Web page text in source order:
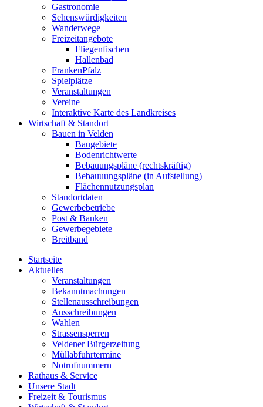
Gastronomie
Sehenswürdigkeiten
Wanderwege
Freizeitangebote
Fliegenfischen
Hallenbad
FrankenPfalz
Spielplätze
Veranstaltungen
Vereine
Interaktive Karte des Landkreises
Wirtschaft & Standort
Bauen in Velden
Baugebiete
Bodenrichtwerte
Bebauungspläne (rechtskräftig)
Bebauuungspläne (in Aufstellung)
Flächennutzungsplan
Standortdaten
Gewerbebetriebe
Post & Banken
Gewerbegebiete
Breitband
Startseite
Aktuelles
Veranstaltungen
Bekanntmachungen
Stellenausschreibungen
Ausschreibungen
Wahlen
Strassensperren
Veldener Bürgerzeitung
Müllabfuhrtermine
Notrufnummern
Rathaus & Service
Unsere Stadt
Freizeit & Tourismus